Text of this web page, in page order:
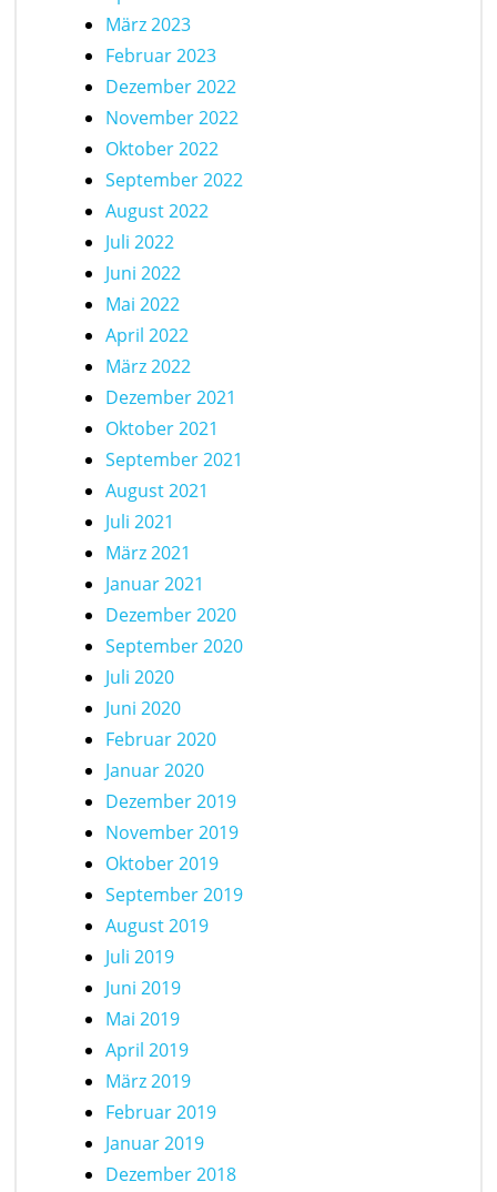
März 2023
Februar 2023
Dezember 2022
November 2022
Oktober 2022
September 2022
August 2022
Juli 2022
Juni 2022
Mai 2022
April 2022
März 2022
Dezember 2021
Oktober 2021
September 2021
August 2021
Juli 2021
März 2021
Januar 2021
Dezember 2020
September 2020
Juli 2020
Juni 2020
Februar 2020
Januar 2020
Dezember 2019
November 2019
Oktober 2019
September 2019
August 2019
Juli 2019
Juni 2019
Mai 2019
April 2019
März 2019
Februar 2019
Januar 2019
Dezember 2018